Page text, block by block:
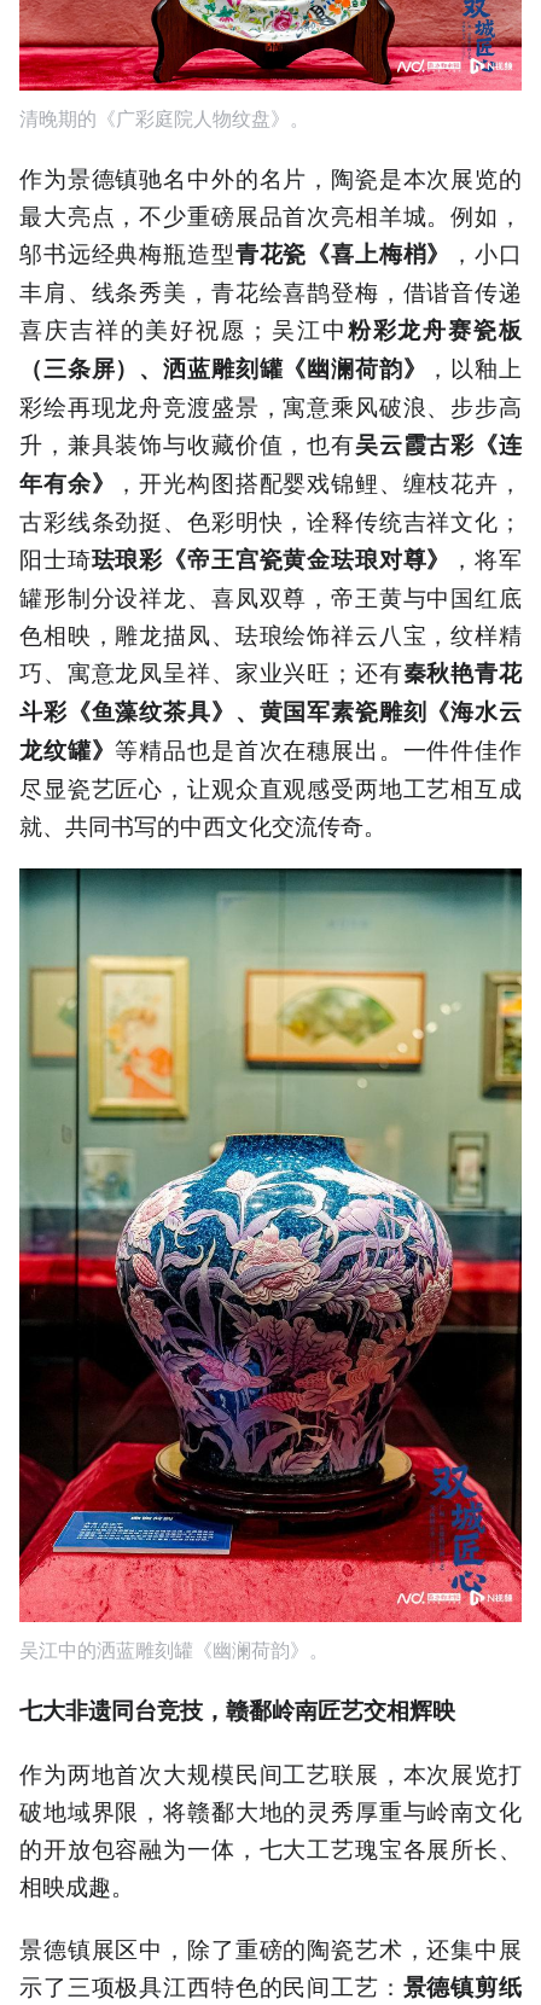
清晚期的《广彩庭院人物纹盘》。
作为景德镇驰名中外的名片，陶瓷是本次展览的
最大亮点，不少重磅展品首次亮相羊城。例如，
邬书远经典梅瓶造型青花瓷《喜上梅梢》
，小口
丰肩、线条秀美，青花绘喜鹊登梅，借谐音传递
喜庆吉祥的美好祝愿；吴江中粉彩龙舟赛瓷板
（三条屏）、洒蓝雕刻罐《幽澜荷韵》
，以釉上
彩绘再现龙舟竞渡盛景，寓意乘风破浪、步步高
升，兼具装饰与收藏价值，也有吴云霞古彩《连
年有余》
，开光构图搭配婴戏锦鲤、缠枝花卉，
古彩线条劲挺、色彩明快，诠释传统吉祥文化；
阳士琦珐琅彩《帝王宫瓷黄金珐琅对尊》
，将军
罐形制分设祥龙、喜凤双尊，帝王黄与中国红底
色相映，雕龙描凤、珐琅绘饰祥云八宝，纹样精
巧、寓意龙凤呈祥、家业兴旺；还有秦秋艳青花
斗彩《鱼藻纹茶具》 、 黄国军素瓷雕刻 《海水云
龙纹罐》等精品也是首次在穗展出。一件件佳作
尽显瓷艺匠心，让观众直观感受两地工艺相互成
就、共同书写的中西文化交流传奇。
吴江中的洒蓝雕刻罐《幽澜荷韵》。
七大非遗同台竞技，赣鄱岭南匠艺交相辉映
作为两地首次大规模民间工艺联展，本次展览打
破地域界限，将赣鄱大地的灵秀厚重与岭南文化
的开放包容融为一体，七大工艺瑰宝各展所长、
相映成趣。
景德镇展区中，除了重磅的陶瓷艺术，还集中展
示了三项极具江西特色的民间工艺： 景德镇剪纸